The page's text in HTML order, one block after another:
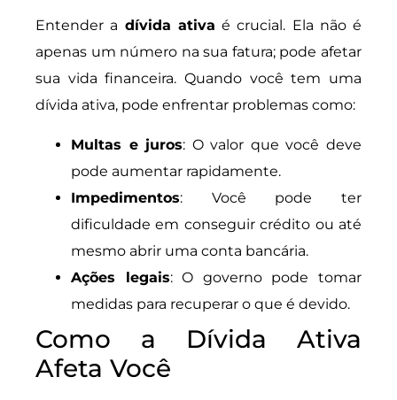
Entender a dívida ativa é crucial. Ela não é
apenas um número na sua fatura; pode afetar
sua vida financeira. Quando você tem uma
dívida ativa, pode enfrentar problemas como:
Multas e juros: O valor que você deve
pode aumentar rapidamente.
Impedimentos: Você pode ter
dificuldade em conseguir crédito ou até
mesmo abrir uma conta bancária.
Ações legais: O governo pode tomar
medidas para recuperar o que é devido.
Como a Dívida Ativa
Afeta Você